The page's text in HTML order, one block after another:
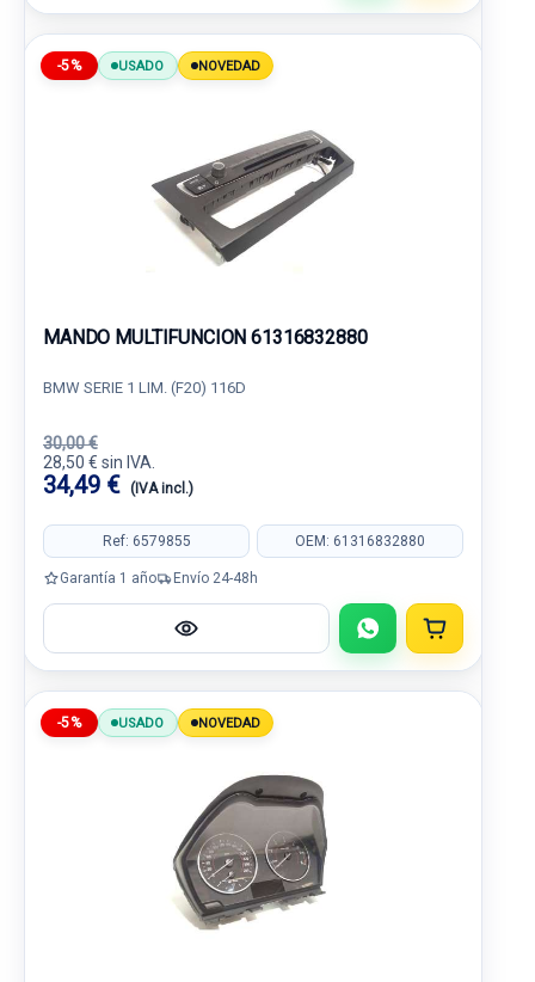
-5% USADO NOVEDAD
MANDO MULTIFUNCION 61316832880
BMW SERIE 1 LIM. (F20) 116D
30,00 €
28,50 € sin IVA.
34,49 € (IVA incl.)
Ref: 6579855 OEM: 61316832880
Garantía 1 año Envío 24-48h
-5% USADO NOVEDAD